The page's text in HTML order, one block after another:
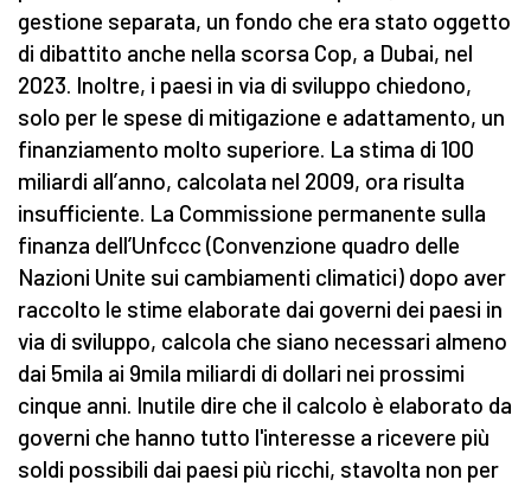
gestione separata, un fondo che era stato oggetto
di dibattito anche nella scorsa Cop, a Dubai, nel
2023. Inoltre, i paesi in via di sviluppo chiedono,
solo per le spese di mitigazione e adattamento, un
finanziamento molto superiore. La stima di 100
miliardi all’anno, calcolata nel 2009, ora risulta
insufficiente. La Commissione permanente sulla
finanza dell’Unfccc (Convenzione quadro delle
Nazioni Unite sui cambiamenti climatici) dopo aver
raccolto le stime elaborate dai governi dei paesi in
via di sviluppo, calcola che siano necessari almeno
dai 5mila ai 9mila miliardi di dollari nei prossimi
cinque anni. Inutile dire che il calcolo è elaborato da
governi che hanno tutto l'interesse a ricevere più
soldi possibili dai paesi più ricchi, stavolta non per